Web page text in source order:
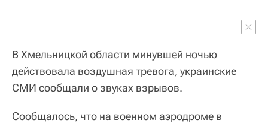
В Хмельницкой области минувшей ночью
действовала воздушная тревога, украинские
СМИ сообщали о звуках взрывов.
Сообщалось, что на военном аэродроме в